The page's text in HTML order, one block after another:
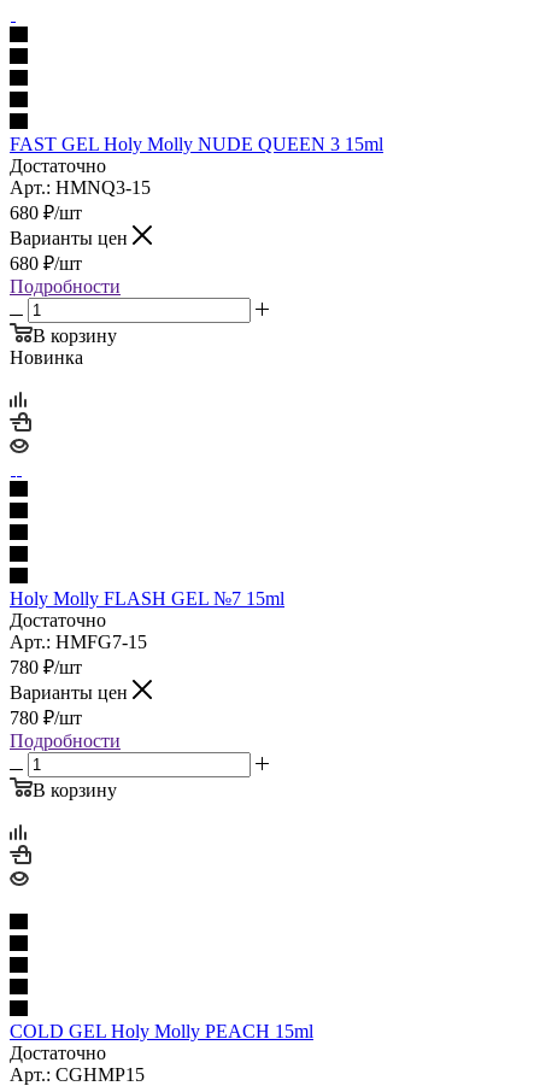
FAST GEL Holy Molly NUDE QUEEN 3 15ml
Достаточно
Арт.: HMNQ3-15
680 ₽/шт
Варианты цен
680 ₽/шт
Подробности
В корзину
Новинка
Holy Molly FLASH GEL №7 15ml
Достаточно
Арт.: HMFG7-15
780 ₽/шт
Варианты цен
780 ₽/шт
Подробности
В корзину
COLD GEL Holy Molly PEACH 15ml
Достаточно
Арт.: CGHMP15